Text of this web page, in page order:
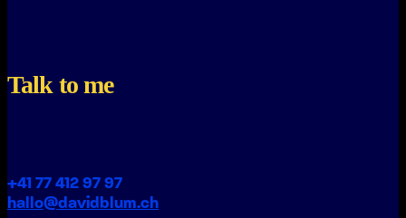
Talk to me
+41 77 412 97 97
hallo@davidblum.ch